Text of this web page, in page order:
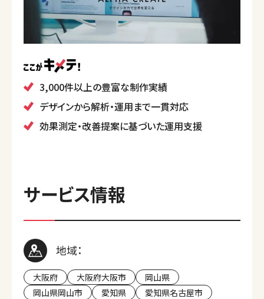
3,000件以上の豊富な制作実績
デザインから解析・運用まで一貫対応
効果測定・改善提案に基づいた運用支援
サービス情報
地域：
大阪府 大阪府大阪市
岡山県
岡山県岡山市
愛知県
愛知県名古屋市